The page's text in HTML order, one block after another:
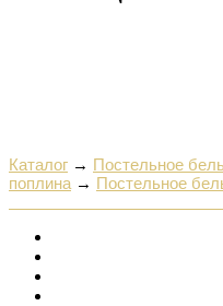
Каталог → Постельное
поплина → Постельное